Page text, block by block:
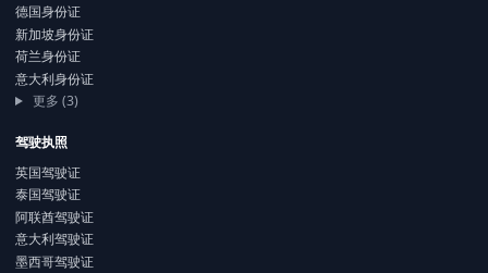
德国身份证
新加坡身份证
荷兰身份证
意大利身份证
更多 (3)
驾驶执照
英国驾驶证
泰国驾驶证
阿联酋驾驶证
意大利驾驶证
墨西哥驾驶证